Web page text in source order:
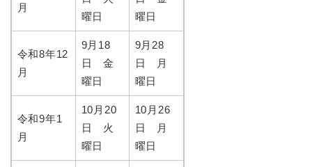
月
曜日
曜日
令和8年12
月
9月18
日 金
曜日
9月28
日 月
曜日
令和9年1
月
10月20
日 火
曜日
10月26
日 月
曜日